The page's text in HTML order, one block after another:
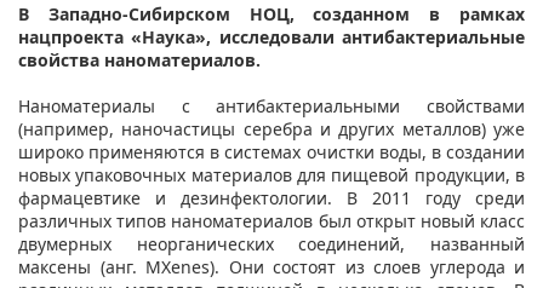
В Западно-Сибирском НОЦ, созданном в рамках
нацпроекта «Наука», исследовали антибактериальные
свойства наноматериалов.
Наноматериалы с антибактериальными свойствами
(например, наночастицы серебра и других металлов) уже
широко применяются в системах очистки воды, в создании
новых упаковочных материалов для пищевой продукции, в
фармацевтике и дезинфектологии. В 2011 году среди
различных типов наноматериалов был открыт новый класс
двумерных неорганических соединений, названный
максены (анг. MXenes). Они состоят из слоев углерода и